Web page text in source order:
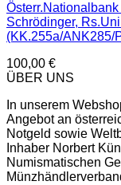
Schrödinger,
(KK.255a/ANK285/
100,00 €
ÜBER UNS
In unserem
Angebot an
Notgeld sowie
Inhaber Norbert
Numismatischen